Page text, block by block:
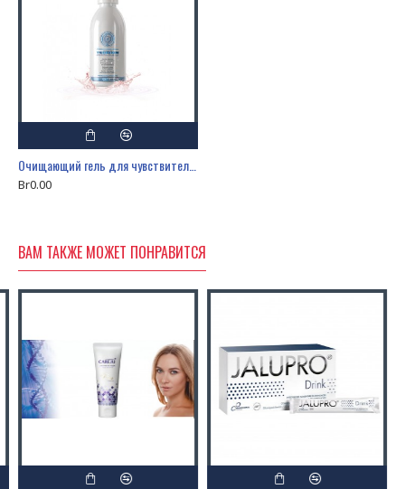
Br0.00
ВАМ ТАКЖЕ МОЖЕТ ПОНРАВИТСЯ